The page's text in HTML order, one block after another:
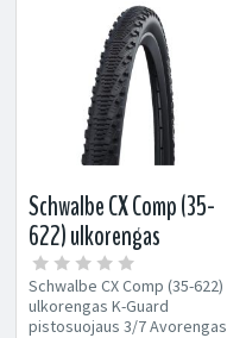
Schwalbe CX Comp (35-
622) ulkorengas
heijastinnauhalla
Schwalbe CX Comp (35-622)
ulkorengas K-Guard
pistosuojaus 3/7 Avorengas